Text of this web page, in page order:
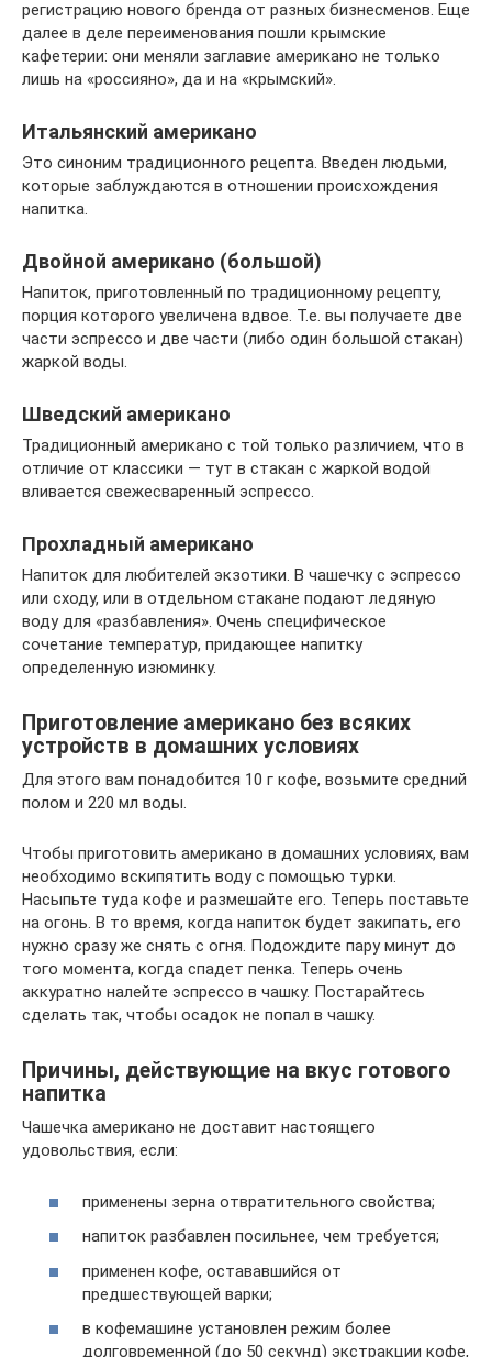
регистрацию нового бренда от разных бизнесменов. Еще
далее в деле переименования пошли крымские
кафетерии: они меняли заглавие американо не только
лишь на «россияно», да и на «крымский».
Итальянский американо
Это синоним традиционного рецепта. Введен людьми,
которые заблуждаются в отношении происхождения
напитка.
Двойной американо (большой)
Напиток, приготовленный по традиционному рецепту,
порция которого увеличена вдвое. Т.е. вы получаете две
части эспрессо и две части (либо один большой стакан)
жаркой воды.
Шведский американо
Традиционный американо с той только различием, что в
отличие от классики — тут в стакан с жаркой водой
вливается свежесваренный эспрессо.
Прохладный американо
Напиток для любителей экзотики. В чашечку с эспрессо
или сходу, или в отдельном стакане подают ледяную
воду для «разбавления». Очень специфическое
сочетание температур, придающее напитку
определенную изюминку.
Приготовление американо без всяких
устройств в домашних условиях
Для этого вам понадобится 10 г кофе, возьмите средний
полом и 220 мл воды.
Чтобы приготовить американо в домашних условиях, вам
необходимо вскипятить воду с помощью турки.
Насыпьте туда кофе и размешайте его. Теперь поставьте
на огонь. В то время, когда напиток будет закипать, его
нужно сразу же снять с огня. Подождите пару минут до
того момента, когда спадет пенка. Теперь очень
аккуратно налейте эспрессо в чашку. Постарайтесь
сделать так, чтобы осадок не попал в чашку.
Причины, действующие на вкус готового
напитка
Чашечка американо не доставит настоящего
удовольствия, если:
применены зерна отвратительного свойства;
напиток разбавлен посильнее, чем требуется;
применен кофе, остававшийся от
предшествующей варки;
в кофемашине установлен режим более
долговременной (до 50 секунд) экстракции кофе,